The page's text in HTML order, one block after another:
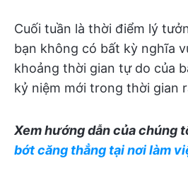
Cuối tuần là thời điểm lý
bạn không có bất kỳ nghĩa
khoảng thời gian tự do của
kỷ niệm mới trong thời gian
Xem hướng dẫn của chúng
bớt căng thẳng tại nơi làm